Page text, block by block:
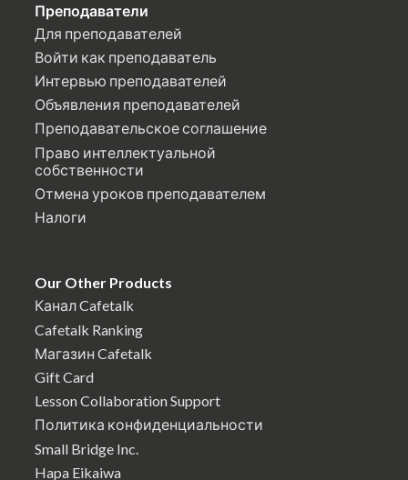
Преподаватели
Для преподавателей
Войти как преподаватель
Интервью преподавателей
Объявления преподавателей
Преподавательское соглашение
Право интеллектуальной
собственности
Отмена уроков преподавателем
Налоги
Our Other Products
Канал Cafetalk
Cafetalk Ranking
Магазин Cafetalk
Gift Card
Lesson Collaboration Support
Политика конфиденциальности
Small Bridge Inc.
Hapa Eikaiwa